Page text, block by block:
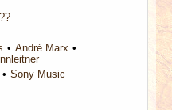
André Marx
Sony Music